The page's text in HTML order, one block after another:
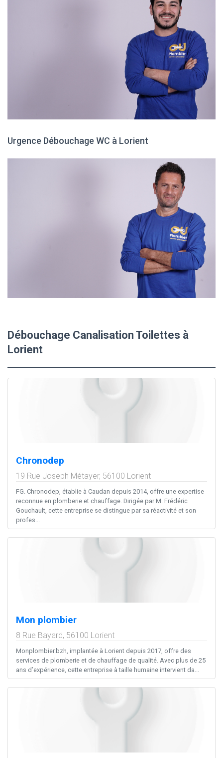
Urgence Débouchage WC à Lorient
Débouchage Canalisation Toilettes à
Lorient
Chronodep
19 Rue Joseph Métayer, 56100 Lorient
FG. Chronodep, établie à Caudan depuis 2014, offre une expertise
reconnue en plomberie et chauffage. Dirigée par M. Frédéric
Gouchault, cette entreprise se distingue par sa réactivité et son
profes...
Mon plombier
8 Rue Bayard, 56100 Lorient
Monplombier.bzh, implantée à Lorient depuis 2017, offre des
services de plomberie et de chauffage de qualité. Avec plus de 25
ans d’expérience, cette entreprise à taille humaine intervient da...